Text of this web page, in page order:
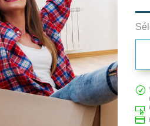
clic
R

